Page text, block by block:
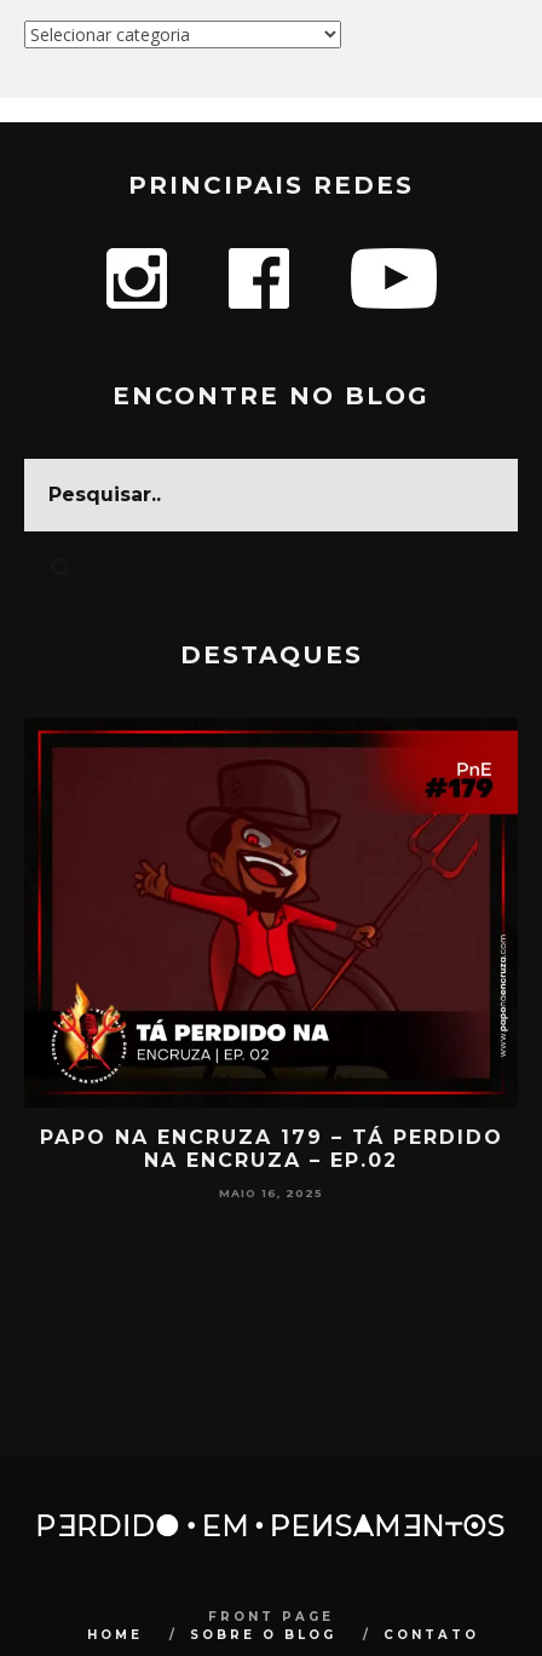
Categorias
PRINCIPAIS REDES
ENCONTRE NO BLOG
DESTAQUES
PAPO NA ENCRUZA 179 – TÁ PERDIDO
NA ENCRUZA – EP.02
MAIO 16, 2025
FRONT PAGE
HOME
SOBRE O BLOG CONTATO